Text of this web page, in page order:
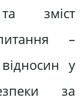
зміст
–
у
за